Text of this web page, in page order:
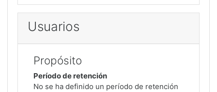
Usuarios
Propósito
Período de retención
No se ha definido un período de retención